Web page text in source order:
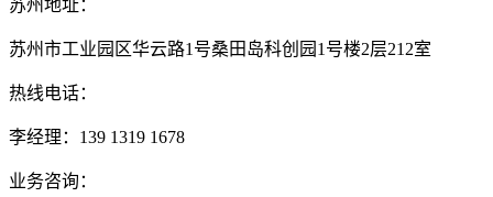
苏州地址：
苏州市工业园区华云路1号桑田岛科创园1号楼2层212室
热线电话：
李经理：139 1319 1678
业务咨询：